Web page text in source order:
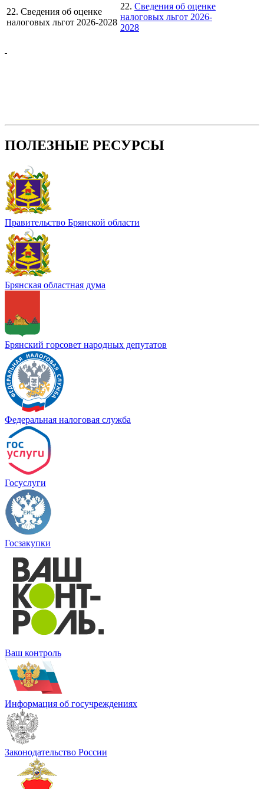
22. Сведения об оценке
налоговых льгот 2026-2028
22. Сведения об оценке
налоговых льгот 2026-
2028
ПОЛЕЗНЫЕ РЕСУРСЫ
Правительство Брянской области
Брянская областная дума
Брянский горсовет народных депутатов
Федеральная налоговая служба
Госуслуги
Госзакупки
Ваш контроль
Информация об госучреждениях
Законодательство России